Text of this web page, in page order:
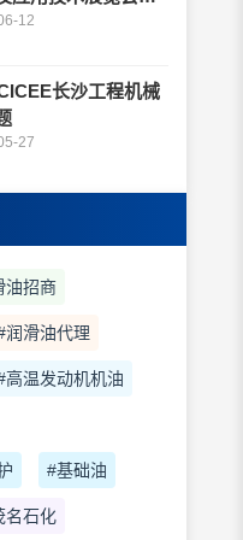
12
长沙工程机械
27
油招商
润滑油代理
高温发动机机油
#基础油
名石化